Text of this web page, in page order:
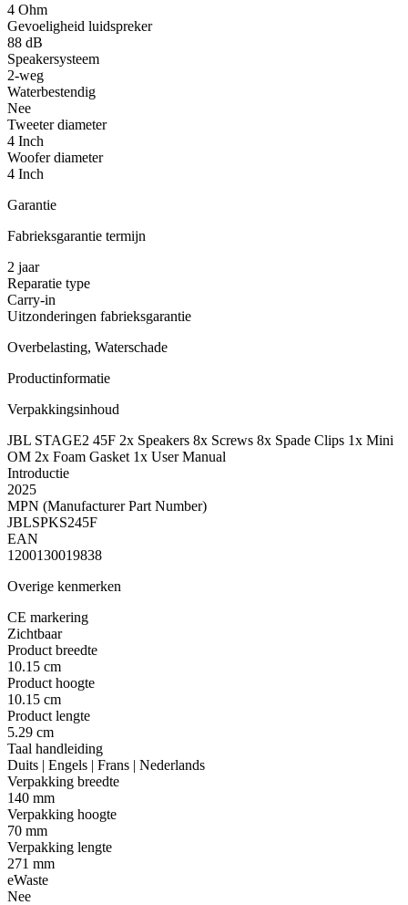
4 Ohm
Gevoeligheid luidspreker
88 dB
Speakersysteem
2-weg
Waterbestendig
Nee
Tweeter diameter
4 Inch
Woofer diameter
4 Inch
Garantie
Fabrieksgarantie termijn
2 jaar
Reparatie type
Carry-in
Uitzonderingen fabrieksgarantie
Overbelasting, Waterschade
Productinformatie
Verpakkingsinhoud
JBL STAGE2 45F 2x Speakers 8x Screws 8x Spade Clips 1x Mini
OM 2x Foam Gasket 1x User Manual
Introductie
2025
MPN (Manufacturer Part Number)
JBLSPKS245F
EAN
1200130019838
Overige kenmerken
CE markering
Zichtbaar
Product breedte
10.15 cm
Product hoogte
10.15 cm
Product lengte
5.29 cm
Taal handleiding
Duits | Engels | Frans | Nederlands
Verpakking breedte
140 mm
Verpakking hoogte
70 mm
Verpakking lengte
271 mm
eWaste
Nee